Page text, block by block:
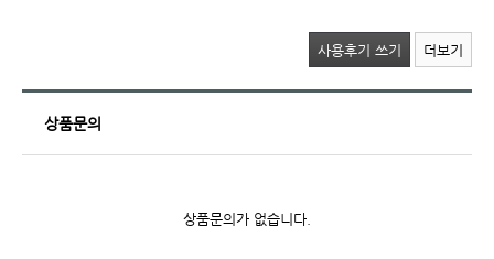
사용후기 쓰기 더보기
상품문의
상품문의가 없습니다.